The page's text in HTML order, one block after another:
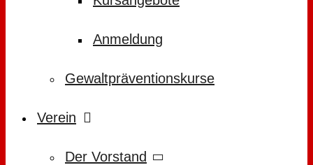
Anmeldung
Gewaltpräventionskurse
Verein
Der Vorstand